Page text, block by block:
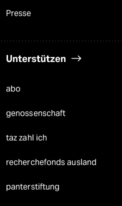
Presse
Unterstützen
abo
genossenschaft
taz zahl ich
recherchefonds ausland
panterstiftung